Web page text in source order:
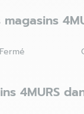
magasins
4MURS